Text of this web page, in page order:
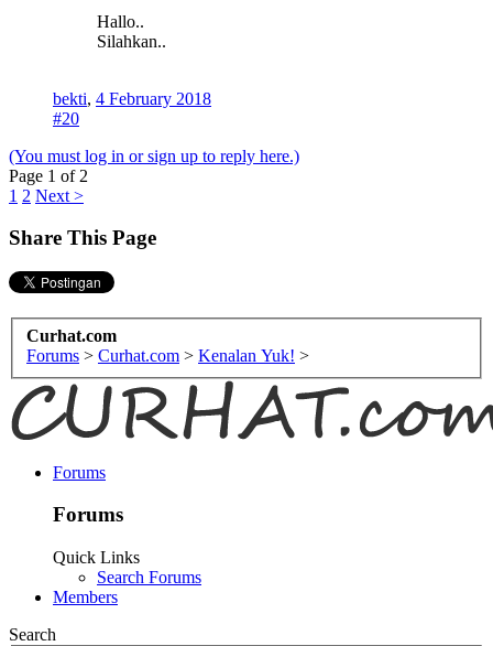
Hallo..
Silahkan..
bekti, 4 February 2018
#20
(You must log in or sign up to reply here.)
Page 1 of 2
1 2 Next >
Share This Page
Curhat.com
Forums > Curhat.com > Kenalan Yuk! >
Forums
Forums
Quick Links
Search Forums
Members
Search